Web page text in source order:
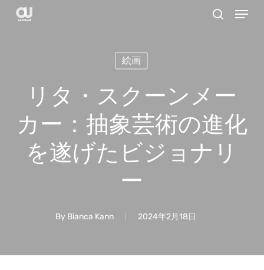
Skip
Menu
絵画
リタ・スクーンメー
カー：抽象芸術の進化
を遂げたビジョナリ
ー
By Bianca Kann 2024年2月18日